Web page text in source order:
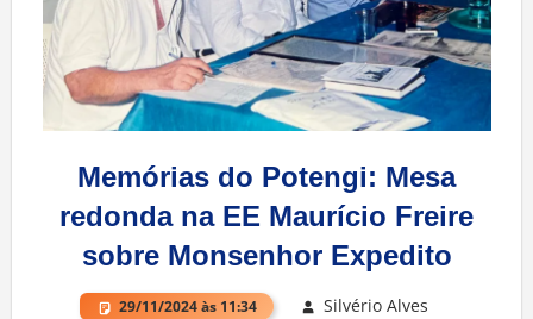
Memórias do Potengi: Mesa
redonda na EE Maurício Freire
sobre Monsenhor Expedito
29/11/2024 às 11:34 Silvério Alves